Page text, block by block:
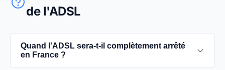
de l'ADSL
Quand l'ADSL sera-t-il complètement arrêté
en France ?